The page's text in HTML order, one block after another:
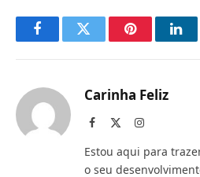
FacebookTwitter Pinterest
Carinha Feliz
Facebook Instagram
Estou aqui para
o seu